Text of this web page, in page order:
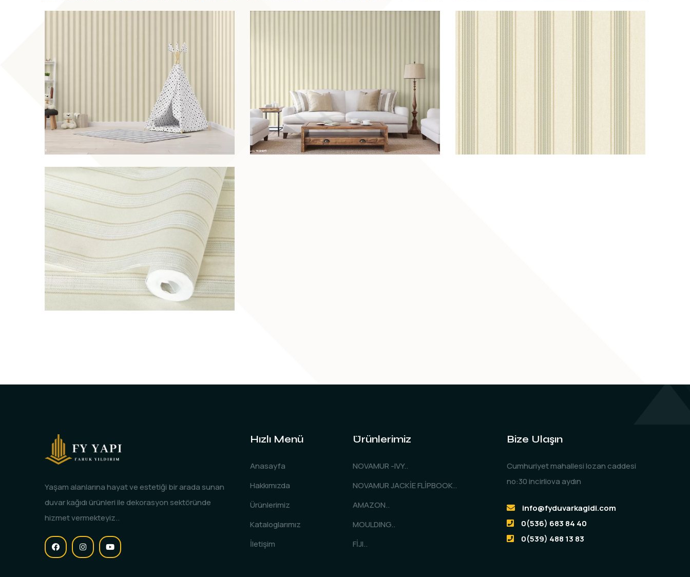
Yaşam alanlarına hayat ve estetiği bir arada sunan
duvar kağıdı ürünleri ile dekorasyon sektöründe
hizmet vermekteyiz..
Hızlı Menü
Anasayfa
Hakkımızda
Ürünlerimiz
Kataloglarımız
İletişim
Ürünlerimiz
NOVAMUR -IVY..
NOVAMUR JACKİE FLİPBOOK..
AMAZON..
MOULDING..
FİJI..
Bize Ulaşın
Cumhuriyet mahallesi lozan caddesi
no:30 incirliova aydın
info@fyduvarkagidi.com
0(536) 683 84 40
0(539) 488 13 83